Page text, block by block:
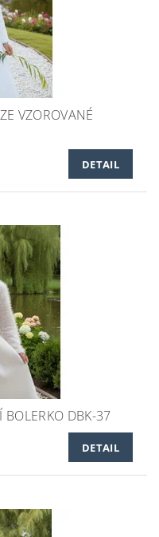
VZOROVANÉ
DETAIL
BOLERKO DBK-37
DETAIL